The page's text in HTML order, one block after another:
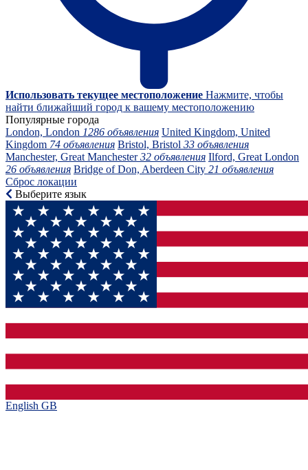
Использовать текущее местоположение Нажмите, чтобы
найти ближайший город к вашему местоположению
Популярные города
London, London 1286 объявления United Kingdom, United
Kingdom 74 объявления Bristol, Bristol 33 объявления
Manchester, Great Manchester32 объявления Ilford, Great London
26 объявления Bridge of Don, Aberdeen City 21 объявления
Сброс локации
Выберите язык
English GB‎